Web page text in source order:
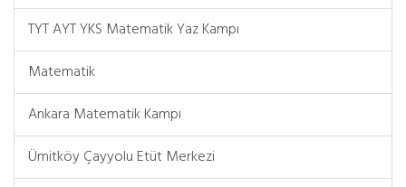
TYT AYT YKS Matematik Yaz Kampı
Matematik
Ankara Matematik Kampı
Ümitköy Çayyolu Etüt Merkezi